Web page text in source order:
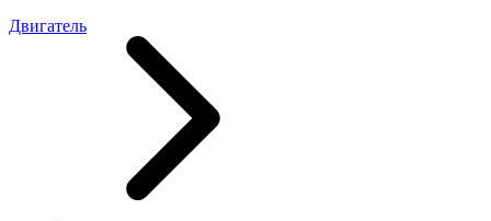
Двигатель